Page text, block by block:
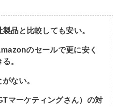
品と比較しても安い。
のセールで更に安く
。
ない。
マーケティングさん）の対